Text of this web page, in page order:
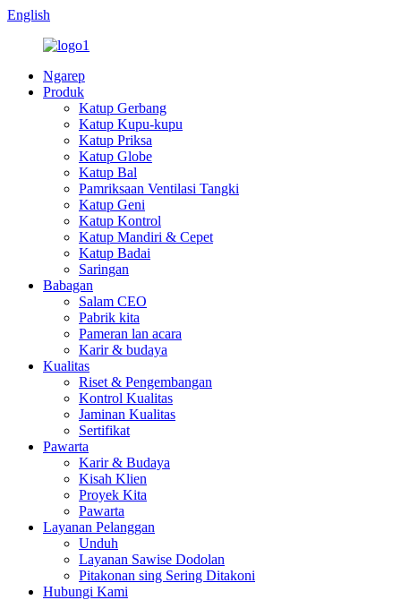
English
Ngarep
Produk
Katup Gerbang
Katup Kupu-kupu
Katup Priksa
Katup Globe
Katup Bal
Pamriksaan Ventilasi Tangki
Katup Geni
Katup Kontrol
Katup Mandiri & Cepet
Katup Badai
Saringan
Babagan
Salam CEO
Pabrik kita
Pameran lan acara
Karir & budaya
Kualitas
Riset & Pengembangan
Kontrol Kualitas
Jaminan Kualitas
Sertifikat
Pawarta
Karir & Budaya
Kisah Klien
Proyek Kita
Pawarta
Layanan Pelanggan
Unduh
Layanan Sawise Dodolan
Pitakonan sing Sering Ditakoni
Hubungi Kami